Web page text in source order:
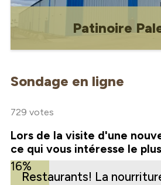
Patinoire
Sondage en ligne
729 votes
Lors de la visite d'une
ce qui vous intéresse le
16%
Restaurants! La